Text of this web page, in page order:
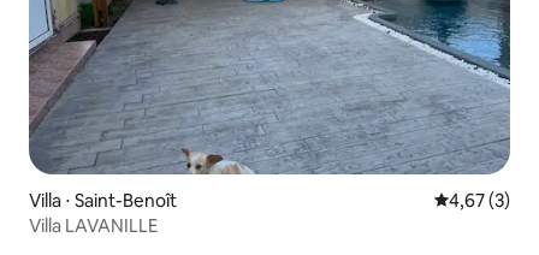
Villa ⋅ Saint-Benoît Évaluation
4,67 (3)
Villa LAVANILLE